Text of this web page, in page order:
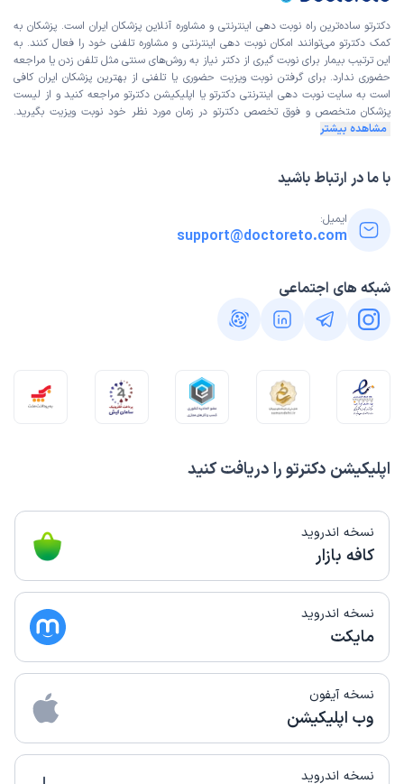
اپلیکیشن دکترتو را دریافت کنید
نسخه اندروید
کافه بازار
نسخه اندروید
مایکت
نسخه آیفون
وب اپلیکیشن
نسخه اندروید
دکترتو ساده‌ترین راه نوبت‌ دهی اینترنتی و مشاوره آنلاین پزشکان ایران است. پزشکان به
کمک دکترتو می‌توانند امکان نوبت دهی اینترنتی و مشاوره تلفنی خود را فعال کنند. به
این ترتیب بیمار برای نوبت گیری از دکتر نیاز به روش‌های سنتی مثل تلفن زدن یا مراجعه
حضوری ندارد. برای گرفتن نوبت ویزیت حضوری یا تلفنی از بهترین پزشکان ایران کافی
است به سایت نوبت دهی اینترنتی دکترتو یا اپلیکیشن دکترتو مراجعه کنید و از لیست
پزشکان متخصص و فوق تخصص دکترتو در زمان مورد نظر خود نوبت ویزیت بگیرید.
مشاهده بیشتر
با ما در ارتباط باشید
ایمیل:
support@doctoreto.com
شبکه های اجتماعی